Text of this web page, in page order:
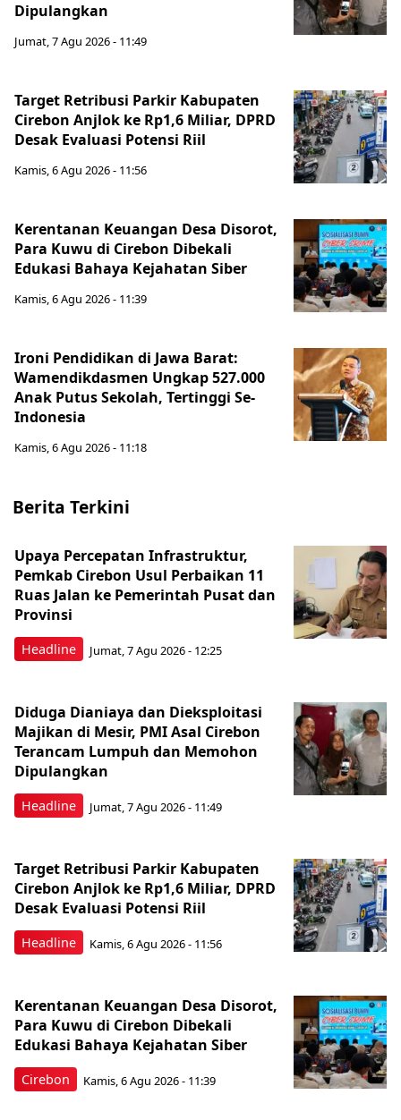
Dipulangkan
Jumat, 7 Agu 2026 - 11:49
Target Retribusi Parkir Kabupaten
Cirebon Anjlok ke Rp1,6 Miliar, DPRD
Desak Evaluasi Potensi Riil
Kamis, 6 Agu 2026 - 11:56
Kerentanan Keuangan Desa Disorot,
Para Kuwu di Cirebon Dibekali
Edukasi Bahaya Kejahatan Siber
Kamis, 6 Agu 2026 - 11:39
Ironi Pendidikan di Jawa Barat:
Wamendikdasmen Ungkap 527.000
Anak Putus Sekolah, Tertinggi Se-
Indonesia
Kamis, 6 Agu 2026 - 11:18
Berita Terkini
Headline
Upaya Percepatan Infrastruktur,
Pemkab Cirebon Usul Perbaikan 11
Ruas Jalan ke Pemerintah Pusat dan
Provinsi
Jumat, 7 Agu 2026 - 12:25
Headline
Diduga Dianiaya dan Dieksploitasi
Majikan di Mesir, PMI Asal Cirebon
Terancam Lumpuh dan Memohon
Dipulangkan
Jumat, 7 Agu 2026 - 11:49
Headline
Target Retribusi Parkir Kabupaten
Cirebon Anjlok ke Rp1,6 Miliar, DPRD
Desak Evaluasi Potensi Riil
Kamis, 6 Agu 2026 - 11:56
Cirebon
Kerentanan Keuangan Desa Disorot,
Para Kuwu di Cirebon Dibekali
Edukasi Bahaya Kejahatan Siber
Kamis, 6 Agu 2026 - 11:39